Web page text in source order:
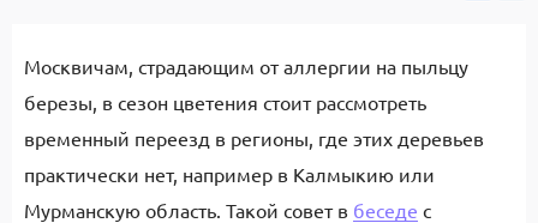
Москвичам, страдающим от аллергии на пыльцу
березы, в сезон цветения стоит рассмотреть
временный переезд в регионы, где этих деревьев
практически нет, например в Калмыкию или
Мурманскую область. Такой совет в беседе с